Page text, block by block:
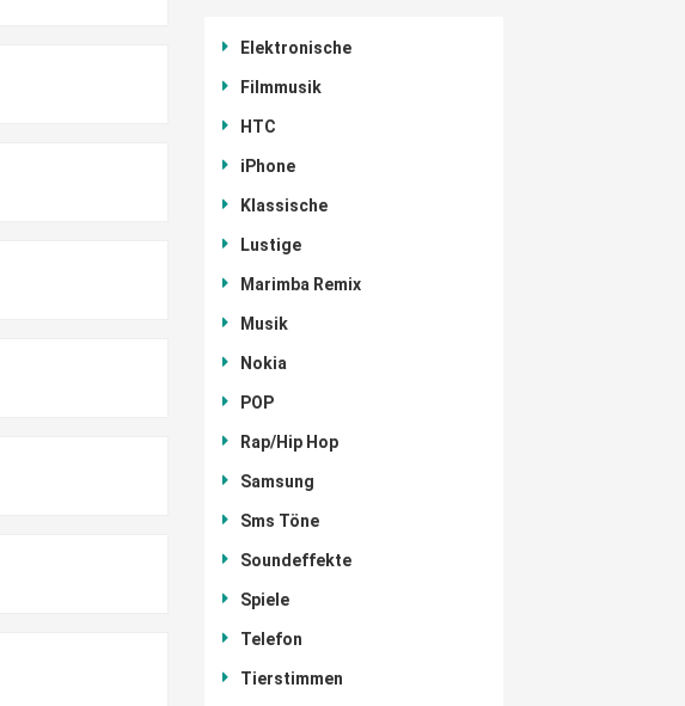
Elektronische
Filmmusik
HTC
iPhone
Klassische
Lustige
Marimba Remix
Musik
Nokia
POP
Rap/Hip Hop
Samsung
Sms Töne
Soundeffekte
Spiele
Telefon
Tierstimmen